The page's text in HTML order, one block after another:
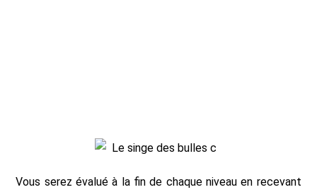
Vous serez évalué à la fin de chaque niveau en recevant